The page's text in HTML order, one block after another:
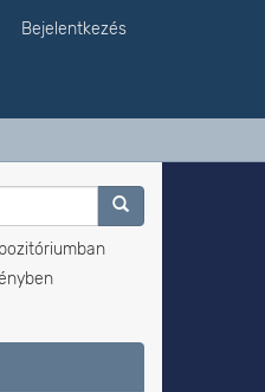
Bejelentkezés